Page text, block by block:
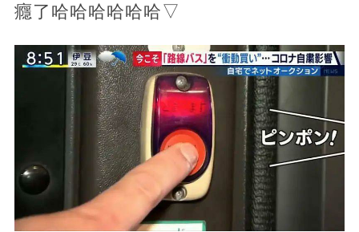
癮了哈哈哈哈哈哈▽